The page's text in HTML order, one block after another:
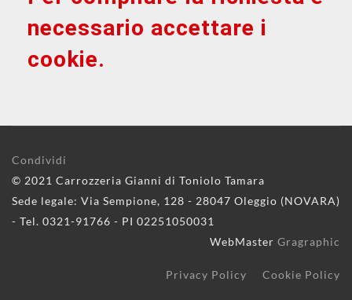
necessario accettare i
cookie.
Condividi
© 2021 Carrozzeria Gianni di Toniolo Tamara
Sede legale: Via Sempione, 128 - 28047 Oleggio (NOVARA)
- Tel. 0321-91766 - PI 02251050031
WebMaster Gragraphic
Privacy Policy Cookie Policy